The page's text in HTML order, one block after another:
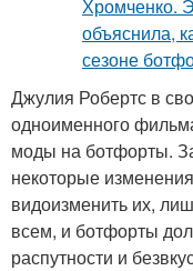
Джулия Робертс в
одноименного
моды на ботфорты.
некоторые
видоизменить их,
всем, и ботфорты
распутности и